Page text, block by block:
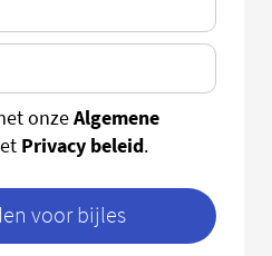
onzeAlgemene
Privacy beleid.
voor bijles